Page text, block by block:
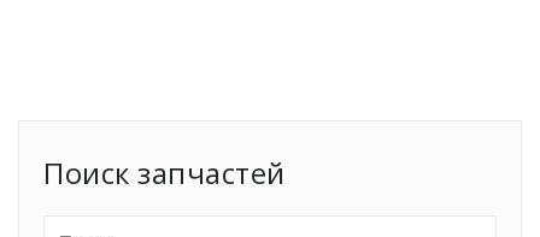
Поиск запчастей